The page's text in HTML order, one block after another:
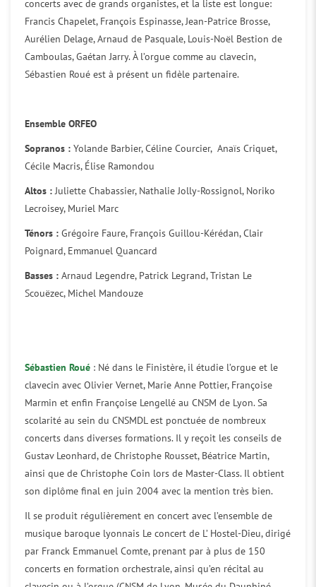
concerts avec de grands organistes, et la liste est longue:
Francis Chapelet, François Espinasse, Jean-Patrice Brosse,
Aurélien Delage, Arnaud de Pasquale, Louis-Noël Bestion de
Camboulas, Gaétan Jarry. À l’orgue comme au clavecin,
Sébastien Roué est à présent un fidèle partenaire.
Ensemble ORFEO
Sopranos : Yolande Barbier, Céline Courcier, Anaïs Criquet,
Cécile Macris, Élise Ramondou
Altos :Juliette Chabassier, Nathalie Jolly-Rossignol, Noriko
Lecroisey, Muriel Marc
Ténors : Grégoire Faure, François Guillou-Kérédan, Clair
Poignard, Emmanuel Quancard
Basses : Arnaud Legendre, Patrick Legrand, Tristan Le
Scouëzec, Michel Mandouze
Sébastien Roué : Né dans le Finistère, il étudie l’orgue et le
clavecin avec Olivier Vernet, Marie Anne Pottier, Françoise
Marmin et enfin Françoise Lengellé au CNSM de Lyon. Sa
scolarité au sein du CNSMDL est ponctuée de nombreux
concerts dans diverses formations. Il y reçoit les conseils de
Gustav Leonhard, de Christophe Rousset, Béatrice Martin,
ainsi que de Christophe Coin lors de Master-Class. Il obtient
son diplôme final en juin 2004 avec la mention très bien.
Il se produit régulièrement en concert avec l’ensemble de
musique baroque lyonnais Le concert de L’ Hostel-Dieu, dirigé
par Franck Emmanuel Comte, prenant par à plus de 150
concerts en formation orchestrale, ainsi qu’en récital au